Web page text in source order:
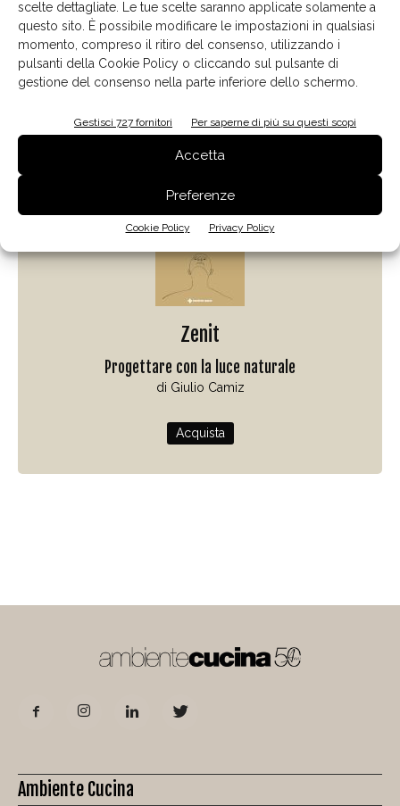
scelte dettagliate. Le tue scelte saranno applicate solamente a
questo sito. È possibile modificare le impostazioni in qualsiasi
momento, compreso il ritiro del consenso, utilizzando i
pulsanti della Cookie Policy o cliccando sul pulsante di
gestione del consenso nella parte inferiore dello schermo.
Gestisci 727 fornitori Per saperne di più su questi scopi
Accetta
Preferenze
Cookie Policy Privacy Policy
Il libro del mese
Zenit
Progettare con la luce naturale
di Giulio Camiz
Acquista
Ambiente Cucina